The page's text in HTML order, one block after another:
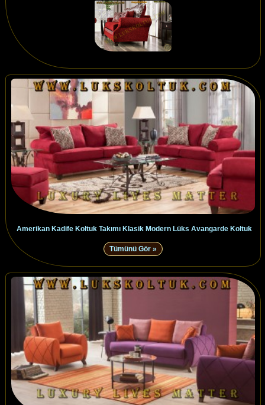
Amerikan Kadife Koltuk Takımı Klasik Modern Lüks Avangarde Koltuk
Tümünü Gör »